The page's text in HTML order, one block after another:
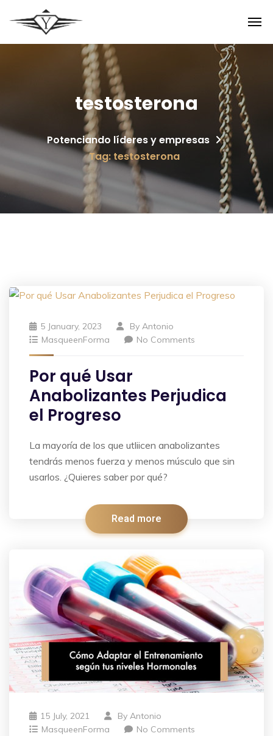
testosterona
Potenciando líderes y empresas
Tag: testosterona
5 January, 2023 By Antonio
MasqueenForma
No Comments
Por qué Usar
Anabolizantes Perjudica
el Progreso
La mayoría de los que utliicen anabolizantes
tendrás menos fuerza y menos músculo que sin
usarlos. ¿Quieres saber por qué?
Read more
15 July, 2021 By Antonio
MasqueenForma
No Comments